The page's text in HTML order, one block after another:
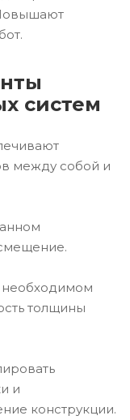
систем
между собой и
толщины
и
конструкции.